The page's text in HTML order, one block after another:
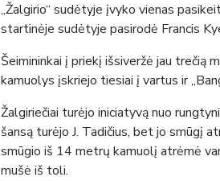
„Žalgirio“ sudėtyje įvyko vienas
startinėje sudėtyje pasirodė Francis
Šeimininkai į priekį išsiveržė jau trečią
kamuolys įskriejo tiesiai į vartus ir
Žalgiriečiai turėjo iniciatyvą nuo
šansą turėjo J. Tadičius, bet jo smūgį
smūgio iš 14 metrų kamuolį atrėmė
mušė iš toli.